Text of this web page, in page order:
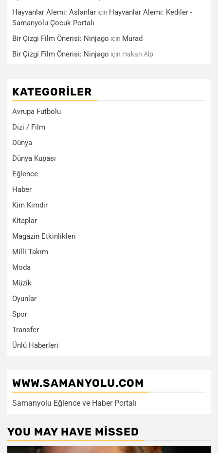
Hayvanlar Alemi: Aslanlar için Hayvanlar Alemi: Kediler -
Samanyolu Çocuk Portalı
Bir Çizgi Film Önerisi: Ninjago için Murad
Bir Çizgi Film Önerisi: Ninjago için Hakan Alp
KATEGORILER
Avrupa Futbolu
Dizi / Film
Dünya
Dünya Kupası
Eğlence
Haber
Kim Kimdir
Kitaplar
Magazin Etkinlikleri
Milli Takım
Moda
Müzik
Oyunlar
Spor
Transfer
Ünlü Haberleri
WWW.SAMANYOLU.COM
Samanyolu Eğlence ve Haber Portalı
YOU MAY HAVE MISSED